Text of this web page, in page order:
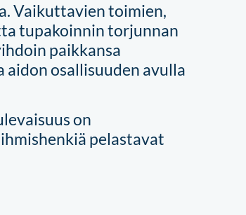
Vaikuttavien toimien,
tupakoinnin torjunnan
paikkansa
osallisuuden avulla
on
pelastavat